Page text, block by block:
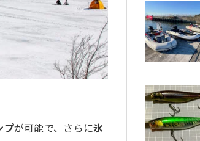
プが可能で、さらに氷